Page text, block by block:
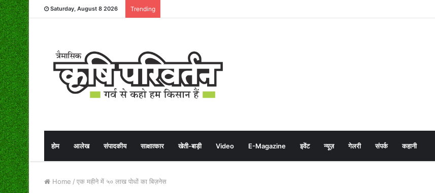
Saturday, August 8 2026 Trending
होम आलेख संपादकीय साक्षात्कार खेती-बाड़ी Video E-Magazine इवेंट न्यूज़ गेलरी संपर्क कहानी
Home / एक महीने में ५० लाख पोधों का बिज़नेस